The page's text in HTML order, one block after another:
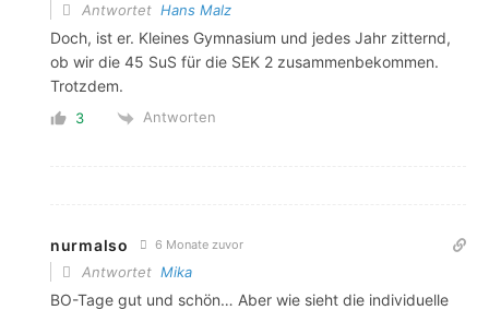
Antwortet Hans Malz
Doch, ist er. Kleines Gymnasium und jedes Jahr zitternd,
ob wir die 45 SuS für die SEK 2 zusammenbekommen.
Trotzdem.
3 Antworten
nurmalso 6 Monate zuvor
Antwortet Mika
BO-Tage gut und schön… Aber wie sieht die individuelle